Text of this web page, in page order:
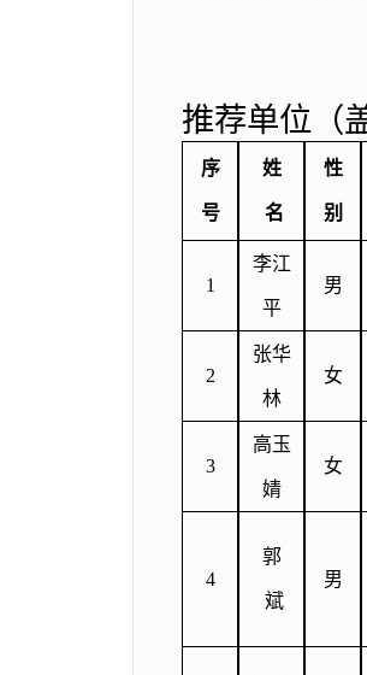
推荐单位（
序
号
姓
名
性
别
1
李江
平
男
2
张华
林
女
3
高玉
婧
女
4
郭
斌
男